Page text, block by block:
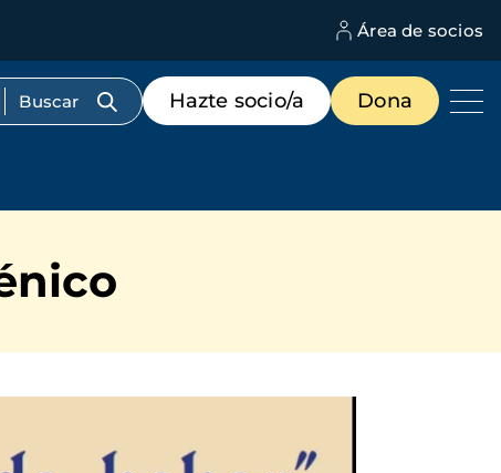
Área de socios
Menú
de
destacados
Hazte socio/a Dona